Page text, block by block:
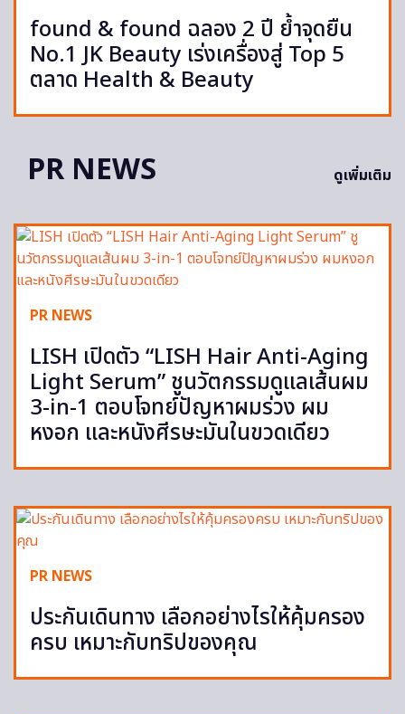
found & found ฉลอง 2 ปี ย้ำจุดยืน
No.1 JK Beauty เร่งเครื่องสู่ Top 5
ตลาด Health & Beauty
PR NEWS ดูเพิ่มเติม
PR NEWS
LISH เปิดตัว “LISH Hair Anti-Aging
Light Serum” ชูนวัตกรรมดูแลเส้นผม
3-in-1 ตอบโจทย์ปัญหาผมร่วง ผม
หงอก และหนังศีรษะมันในขวดเดียว
PR NEWS
ประกันเดินทาง เลือกอย่างไรให้คุ้มครอง
ครบ เหมาะกับทริปของคุณ